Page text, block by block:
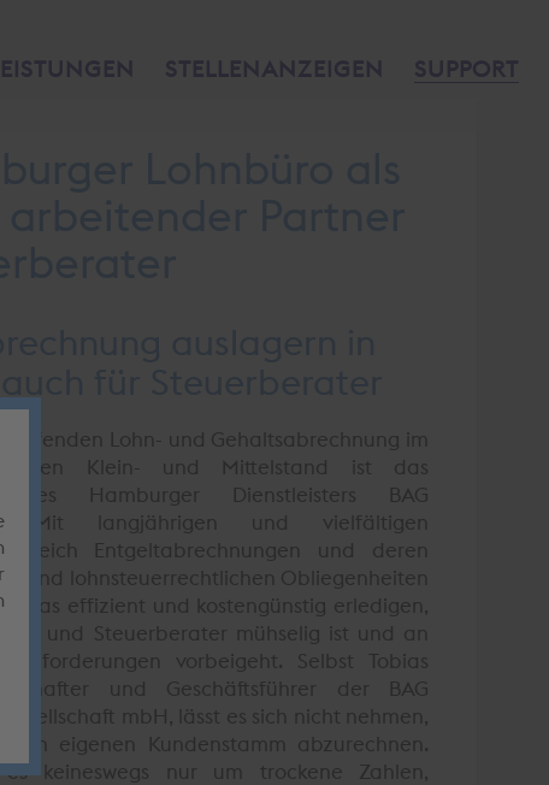
STELLENANZEIGEN SUPPORT
laufenden Lohn- und Gehaltsabrechnung im
den Klein- und Mittelstand ist das
des Hamburger Dienstleisters BAG
Mit langjährigen und vielfältigen
Entgeltabrechnungen und deren
und lohnsteuerrechtlichen Obliegenheiten
das effizient und kostengünstig erledigen,
und Steuerberater mühselig ist und an
Anforderungen vorbeigeht. Selbst Tobias
und Geschäftsführer der BAG
mbH, lässt es sich nicht nehmen,
eigenen Kundenstamm abzurechnen.
keineswegs nur um trockene Zahlen,